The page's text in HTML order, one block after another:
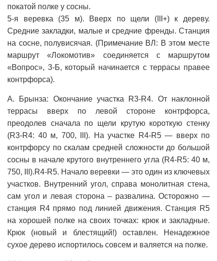
покатой полке у сосны.
5-я веревка (35 м). Вверх по щели (III+) к дереву.
Средние закладки, малые и средние френды. Станция
на сосне, полувисячая. (Примечание ВЛ: В этом месте
маршрут «Локомотив» соединяется с маршрутом
«Вопрос», 3-Б, который начинается с террасы правее
контрфорса).
А. Брынза: Окончание участка R3-R4. От наклонной
террасы вверх по левой стороне контрфорса,
преодолев сначала по щели крутую короткую стенку
(R3-R4: 40 м, 700, III). На участке R4-R5 — вверх по
контрфорсу по скалам средней сложности до большой
сосны в начале крутого внутреннего угла (R4-R5: 40 м,
750, III).R4-R5. Начало веревки — это один из ключевых
участков. Внутренний угол, справа монолитная стена,
сам угол и левая сторона – развалина. Осторожно —
станция R4 прямо под линией движения. Станция R5
на хорошей полке на своих точках: крюк и закладные.
Крюк (новый и блестящий!) оставлен. Ненадежное
сухое дерево испортилось совсем и валяется на полке.